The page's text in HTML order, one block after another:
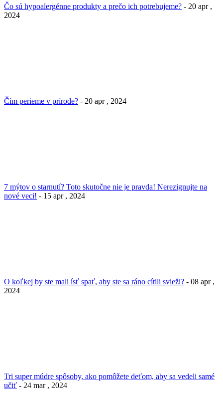
Čo sú hypoalergénne produkty a prečo ich potrebujeme? - 20 apr ,
2024
Čím perieme v prírode? - 20 apr , 2024
7 mýtov o starnutí? Toto skutočne nie je pravda! Nerezignujte na
nové veci! - 15 apr , 2024
O koľkej by ste mali ísť spať, aby ste sa ráno cítili svieži? - 08 apr ,
2024
Tri super múdre spôsoby, ako pomôžete deťom, aby sa vedeli samé
učiť - 24 mar , 2024